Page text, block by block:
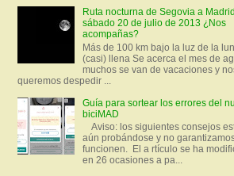
Ruta nocturna de Segovia a
sábado 20 de julio de 2013 ¿Nos
acompañas?
Más de 100 km bajo la luz de la
(casi) llena Se acerca el mes de
muchos se van de vacaciones y
queremos despedir ...
Guía para sortear los errores del
biciMAD
Aviso: los siguientes consejos
aún probándose y no
funcionen. El a rtículo se ha
en 26 ocasiones a pa...